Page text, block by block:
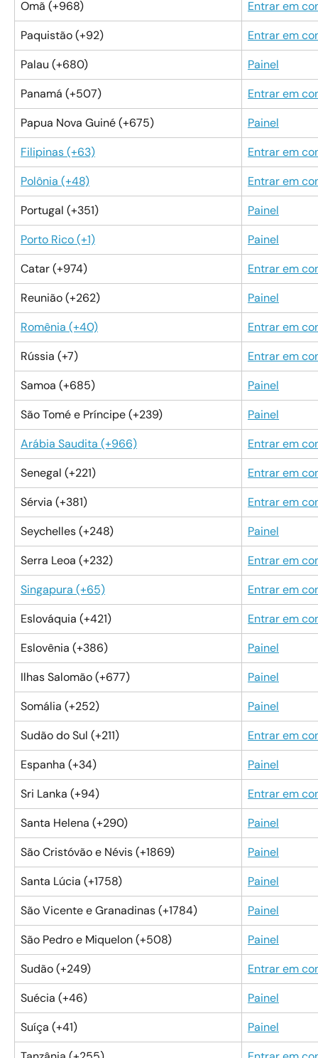
Omã (+968)
Entrar em
Paquistão (+92)
Entrar em
Palau (+680)
Painel
Panamá (+507)
Entrar em
Papua Nova Guiné (+675)
Painel
Filipinas (+63)
Entrar em
Polônia (+48)
Entrar em
Portugal (+351)
Painel
Porto Rico (+1)
Painel
Catar (+974)
Entrar em
Reunião (+262)
Painel
Romênia (+40)
Entrar em
Rússia (+7)
Entrar em
Samoa (+685)
Painel
São Tomé e Príncipe (+239)
Painel
Arábia Saudita (+966)
Entrar em
Senegal (+221)
Entrar em
Sérvia (+381)
Entrar em
Seychelles (+248)
Painel
Serra Leoa (+232)
Entrar em
Singapura (+65)
Entrar em
Eslováquia (+421)
Entrar em
Eslovênia (+386)
Painel
Ilhas Salomão (+677)
Painel
Somália (+252)
Painel
Sudão do Sul (+211)
Entrar em
Espanha (+34)
Painel
Sri Lanka (+94)
Entrar em
Santa Helena (+290)
Painel
São Cristóvão e Névis (+1869)
Painel
Santa Lúcia (+1758)
Painel
São Vicente e Granadinas (+1784)
Painel
São Pedro e Miquelon (+508)
Painel
Sudão (+249)
Entrar em
Suécia (+46)
Painel
Suíça (+41)
Painel